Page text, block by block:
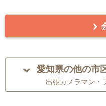
愛知県の他の市
出張カメラマン・